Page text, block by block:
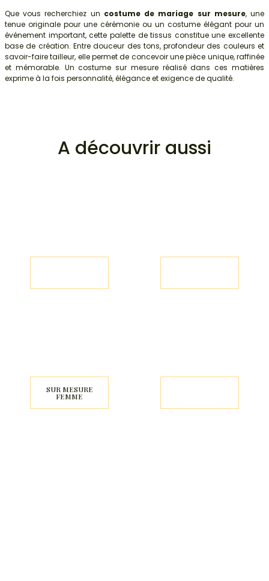
Que vous recherchiez un costume de mariage sur mesure, une
tenue originale pour une cérémonie ou un costume élégant pour un
événement important, cette palette de tissus constitue une excellente
base de création. Entre douceur des tons, profondeur des couleurs et
savoir-faire tailleur, elle permet de concevoir une pièce unique, raffinée
et mémorable. Un costume sur mesure réalisé dans ces matières
exprime à la fois personnalité, élégance et exigence de qualité.
A découvrir aussi
SUR MESURE
FEMME